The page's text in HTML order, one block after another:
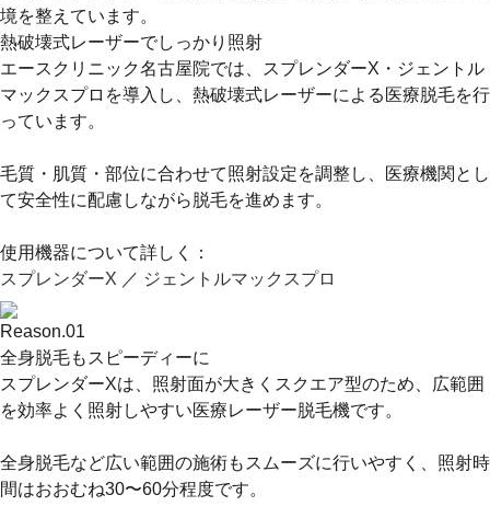
境を整えています。
熱破壊式レーザーでしっかり照射
エースクリニック名古屋院では、
スプレンダーX・ジェントル
マックスプロ を導入し、熱破壊式レーザーによる医療脱毛を行
っています。
毛質・肌質・部位に合わせて照射設定を調整し、医療機関とし
て安全性に配慮しながら脱毛を進めます。
使用機器について詳しく：
スプレンダーX ／ ジェントルマックスプロ
Reason.01
全身脱毛もスピーディーに
スプレンダーXは、照射面が大きくスクエア型のため、広範囲
を効率よく照射しやすい医療レーザー脱毛機です。
全身脱毛など広い範囲の施術もスムーズに行いやすく、 照射時
間はおおむね30〜60分程度です。